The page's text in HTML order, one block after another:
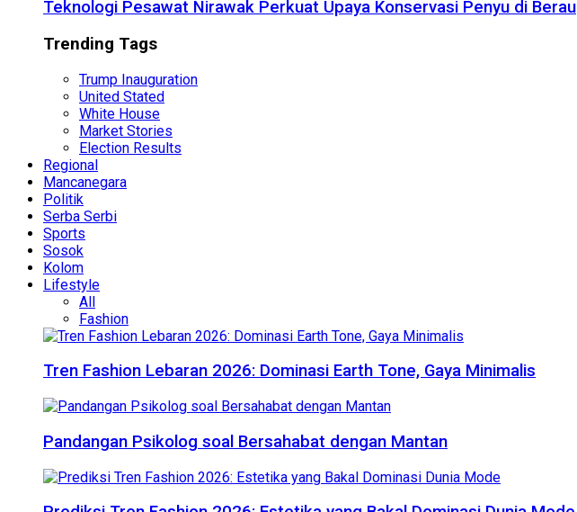
Teknologi Pesawat Nirawak Perkuat Upaya Konservasi Penyu di Berau
Trending Tags
Trump Inauguration
United Stated
White House
Market Stories
Election Results
Regional
Mancanegara
Politik
Serba Serbi
Sports
Sosok
Kolom
Lifestyle
All
Fashion
Tren Fashion Lebaran 2026: Dominasi Earth Tone, Gaya Minimalis
Pandangan Psikolog soal Bersahabat dengan Mantan